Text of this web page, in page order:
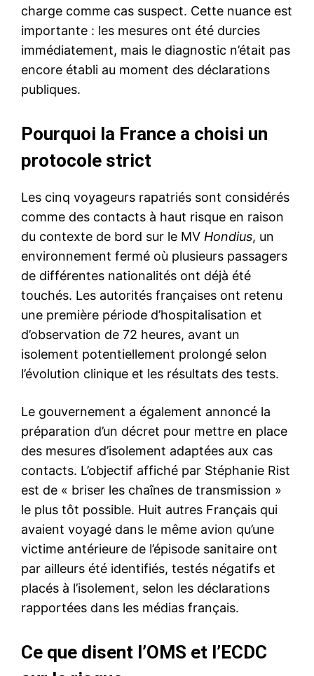
charge comme cas suspect. Cette nuance est
importante : les mesures ont été durcies
immédiatement, mais le diagnostic n’était pas
encore établi au moment des déclarations
publiques.
Pourquoi la France a choisi un
protocole strict
Les cinq voyageurs rapatriés sont considérés
comme des contacts à haut risque en raison
du contexte de bord sur le MV Hondius, un
environnement fermé où plusieurs passagers
de différentes nationalités ont déjà été
touchés. Les autorités françaises ont retenu
une première période d’hospitalisation et
d’observation de 72 heures, avant un
isolement potentiellement prolongé selon
l’évolution clinique et les résultats des tests.
Le gouvernement a également annoncé la
préparation d’un décret pour mettre en place
des mesures d’isolement adaptées aux cas
contacts. L’objectif affiché par Stéphanie Rist
est de « briser les chaînes de transmission »
le plus tôt possible. Huit autres Français qui
avaient voyagé dans le même avion qu’une
victime antérieure de l’épisode sanitaire ont
par ailleurs été identifiés, testés négatifs et
placés à l’isolement, selon les déclarations
rapportées dans les médias français.
Ce que disent l’OMS et l’ECDC